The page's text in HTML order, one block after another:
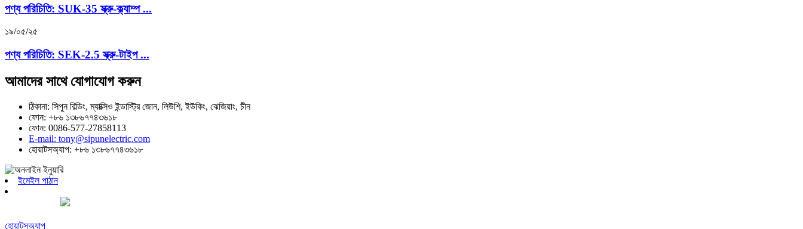
পণ্য পরিচিতি: SUK-35 স্ক্রু-ক্ল্যাম্প ...
১৯/০৫/২৫
পণ্য পরিচিতি: SEK-2.5 স্ক্রু-টাইপ ...
আমাদের সাথে যোগাযোগ করুন
ঠিকানা: সিপুন বিল্ডিং, ম্যাক্সিও ইন্ডাস্ট্রি জোন, লিউশি, ইউকিং, ঝেজিয়াং, চীন
ফোন: +৮৬ ১৩৮৬৭৭৪৩৬১৮
ফোন: 0086-577-27858113
E-mail: tony@sipunelectric.com
হোয়াটসঅ্যাপ: +৮৬ ১৩৮৬৭৭৪৩৬১৮
ইমেইল পাঠান
হোয়াটসঅ্যাপ